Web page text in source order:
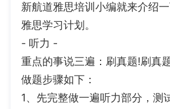
新航道雅思培训小编就来介绍
雅思学习计划。
- 听力 -
重点的事说三遍：刷真题!刷真
做题步骤如下：
1、先完整做一遍听力部分，测